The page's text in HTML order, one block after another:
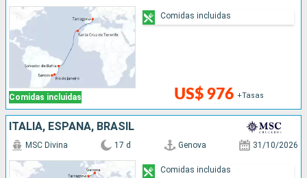
Comidas incluidas US$ 976 +Tasas
Comidas incluidas
ITALIA, ESPAÑA, BRASIL
MSC Divina 17 d Genova 31/10/2026
Comidas incluidas